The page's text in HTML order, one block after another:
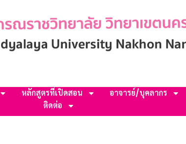
หลักสูตรที่เปิดสอน อาจารย์/บุคลากร
ติดต่อ